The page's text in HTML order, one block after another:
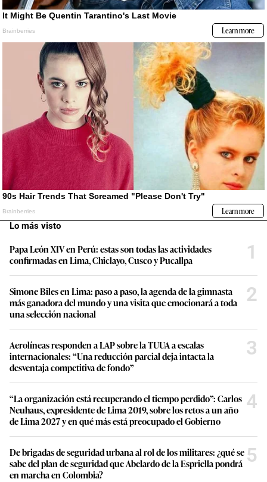
Lo más visto
Papa León XIV en Perú: estas son todas las actividades
confirmadas en Lima, Chiclayo, Cusco y Pucallpa
1
Simone Biles en Lima: paso a paso, la agenda de la gimnasta
más ganadora del mundo y una visita que emocionará a toda
una selección nacional
2
Aerolíneas responden a LAP sobre la TUUA a escalas
internacionales: “Una reducción parcial deja intacta la
desventaja competitiva de fondo”
3
“La organización está recuperando el tiempo perdido”: Carlos
Neuhaus, expresidente de Lima 2019, sobre los retos a un año
de Lima 2027 y en qué más está preocupado el Gobierno
4
De brigadas de seguridad urbana al rol de los militares: ¿qué se
sabe del plan de seguridad que Abelardo de la Espriella pondrá
en marcha en Colombia?
5